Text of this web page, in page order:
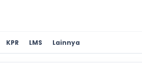
KPR LMS Lainnya